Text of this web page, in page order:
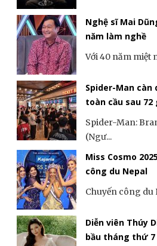
Nghệ sĩ Mai
năm làm nghề
Với 40 năm miệt
Spider-Man càn
toàn cầu sau 72
Spider-Man:
(Ngư...
Miss Cosmo
công du Nepal
Chuyến công du
Diễn viên Thúy
bầu tháng thứ 7